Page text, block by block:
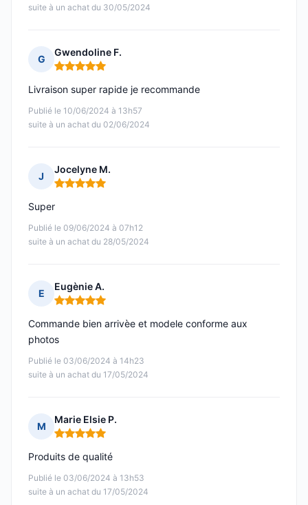
suite à un achat du 30/05/2024
G
Gwendoline F.
Note : 5 sur 5
Publié le 10/06/2024 à 13h57
suite à un achat du 02/06/2024
Livraison super rapide je recommande
J
Jocelyne M.
Note : 5 sur 5
Publié le 09/06/2024 à 07h12
suite à un achat du 28/05/2024
Super
E
Eugènie A.
Note : 5 sur 5
Publié le 03/06/2024 à 14h23
suite à un achat du 17/05/2024
Commande bien arrivèe et modele conforme aux
photos
M
Marie Elsie P.
Note : 5 sur 5
Publié le 03/06/2024 à 13h53
suite à un achat du 17/05/2024
Produits de qualité